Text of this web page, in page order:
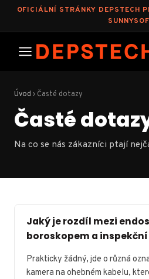
OFICIÁLNÍ STRÁNKY DEPSTECH
Úvod › Časté dotazy
Časté
Na co se nás zákazníci ptají
Jaký je rozdíl mezi
boroskopem a
Prakticky žádný, jde o různá
kamera na ohebném kabelu,